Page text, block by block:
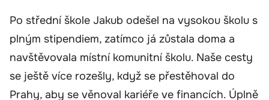
Po střední škole Jakub odešel na vysokou školu s
plným stipendiem, zatímco já zůstala doma a
navštěvovala místní komunitní školu. Naše cesty
se ještě více rozešly, když se přestěhoval do
Prahy, aby se věnoval kariéře ve financích. Úplně